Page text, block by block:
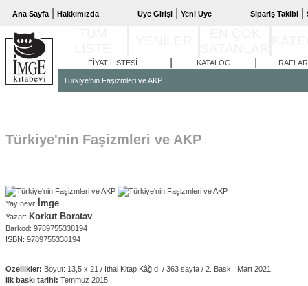
Ana Sayfa Hakkımızda Üye Girişi Yeni Üye Sipariş Takibi
FİYAT LİSTESİ KATALOG RAFLAR
Türkiye'nin Faşizmleri ve AKP
Türkiye'nin Faşizmleri ve AKP
Yayınevi: İmge
Yazar: Korkut Boratav
Barkod: 9789755338194
ISBN: 9789755338194
Özellikler: Boyut: 13,5 x 21 / İthal Kitap Kâğıdı / 363 sayfa / 2. Baskı, Mart 2021
İlk baskı tarihi: Temmuz 2015